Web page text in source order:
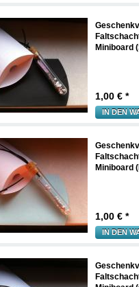
Miniboard
1,00 € *
IN DEN
Miniboard
1,00 € *
IN DEN